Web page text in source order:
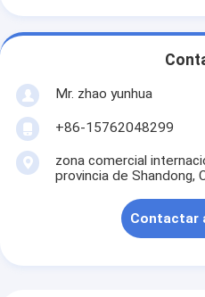
Mr. zhao yunhua
+86-15762048299
zona comercial
provincia de Shandong,
Contactar